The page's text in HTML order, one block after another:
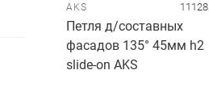
AKS 11128
Петля д/составных
фасадов 135° 45мм h2
slide-on AKS